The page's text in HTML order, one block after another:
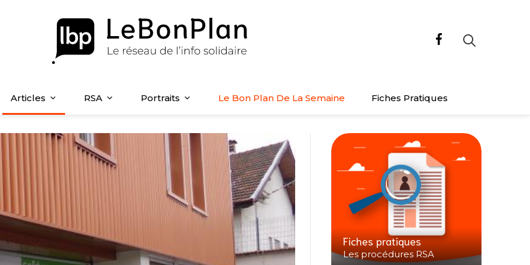
Articles RSA Portraits Le Bon Plan De La Semaine Fiches Pratiques
Fiches pratiques
Les procédures RSA